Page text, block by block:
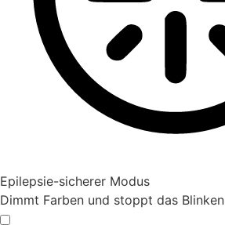
Epilepsie-sicherer Modus
Dimmt Farben und stoppt das Blinken